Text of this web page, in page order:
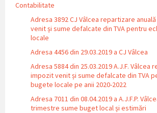
Contabilitate
Adresa 3892 CJ Vâlcea repartizare
venit și sume defalcate din TVA pentru
locale
Adresa 4456 din 29.03.2019 a CJ Vâlcea
Adresa 5884 din 25.03.2019 A.J.F. Vâlcea
impozit venit și sume defalcate din TVA
bugete locale pe anii 2020-2022
Adresa 7011 din 08.04.2019 a A.J.F.P.
trimestre sume buget local și estimări